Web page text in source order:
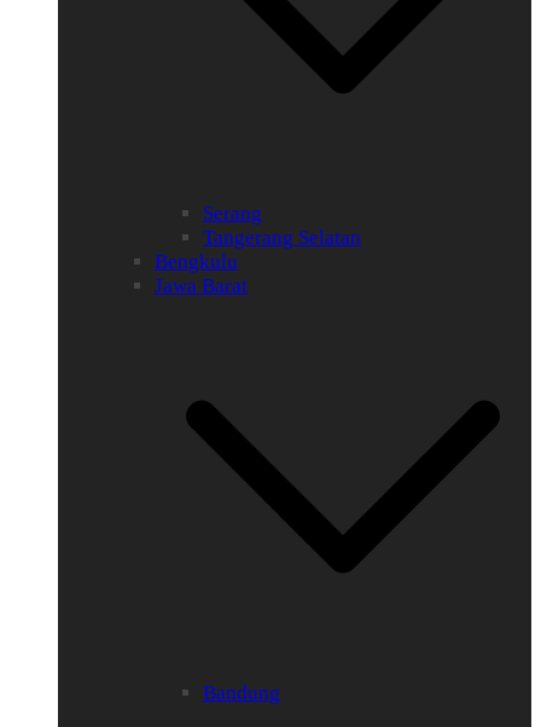
Serang
Tangerang Selatan
Bengkulu
Jawa Barat
Bandung